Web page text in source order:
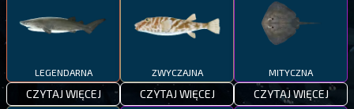
LEGENDARNA
CZYTAJ WIĘCEJ
ZWYCZAJNA
CZYTAJ WIĘCEJ
MITYCZNA
CZYTAJ WIĘCEJ